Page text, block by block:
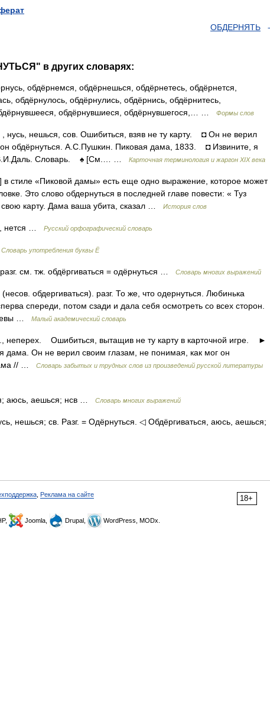
ОБДЕРНЯТЬ
в других словарях:
обдёрнемся, обдёрнешься, обдёрнетесь, обдёрнется,
обдёрнулось, обдёрнулись, обдёрнись, обдёрнитесь,
обдёрнувшиеся, обдёрнувшегося,… …
Формы слов
нешься, сов. Ошибиться, взяв не ту карту. ◘ Он не верил
обдёрнуться. А.С.Пушкин. Пиковая дама, 1833. ◘ Извините, я
В.И.Даль. Словарь. ♠ [См.… …
Карточная терминология и жаргон XIX века
стиле «Пиковой дамы» есть еще одно выражение, которое может
Это слово обдернуться в последней главе повести: « Туз
карту. Дама ваша убита, сказал …
История слов
нется … Русский орфографический словарь
Словарь употребления буквы Ё
см. тж. обдёргиваться = одёрнуться … Словарь многих выражений
обдергиваться). разг. То же, что одернуться. Любинька
спереди, потом сзади и дала себя осмотреть со всех сторон.
…
Малый академический словарь
неперех. Ошибиться, вытащив не ту карту в карточной игре. ►
дама. Он не верил своим глазам, не понимая, как мог он
// …
Словарь забытых и трудных слов из произведений русской литературы
аюсь, аешься; нсв … Словарь многих выражений
нешься; св. Разг. = Одёрнуться. ◁ Обдёргиваться, аюсь, аешься;
18+
Реклама на сайте
Joomla, Drupal, WordPress, MODx.